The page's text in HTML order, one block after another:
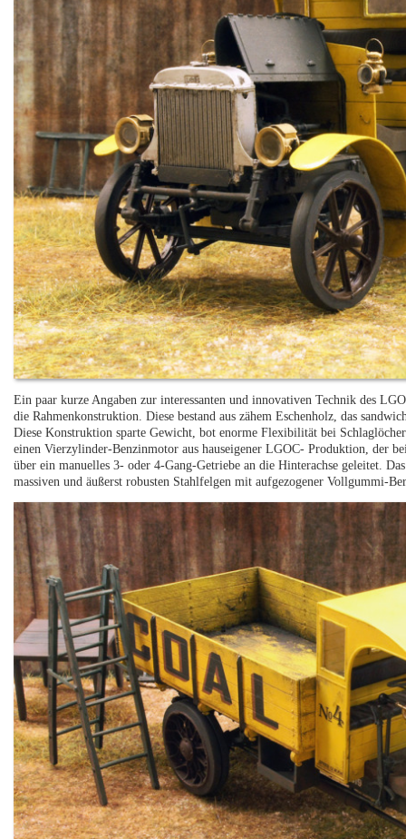
Ein paar kurze Angaben zur interessanten und innovativen Technik des
die Rahmenkonstruktion. Diese bestand aus zähem Eschenholz, das
Diese Konstruktion sparte Gewicht, bot enorme Flexibilität bei
einen Vierzylinder-Benzinmotor aus hauseigener LGOC- Produktion, der
über ein manuelles 3- oder 4-Gang-Getriebe an die Hinterachse geleitet.
massiven und äußerst robusten Stahlfelgen mit aufgezogener Vollgummi-